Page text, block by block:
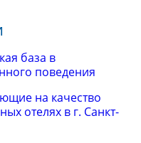
база в
поведения
на качество
отелях в г. Санкт-